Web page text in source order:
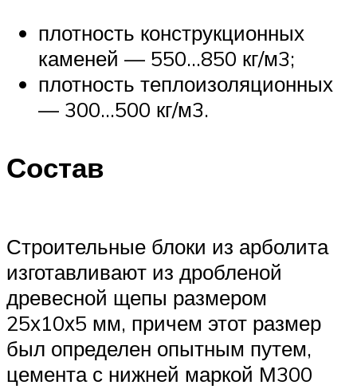
плотность конструкционных
каменей — 550…850 кг/м3;
плотность теплоизоляционных
— 300…500 кг/м3.
Состав
Строительные блоки из арболита
изготавливают из дробленой
древесной щепы размером
25х10х5 мм, причем этот размер
был определен опытным путем,
цемента с нижней маркой М300